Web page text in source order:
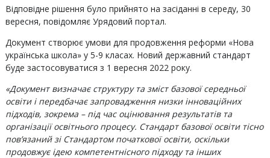
Відповідне рішення було прийнято на засіданні в середу, 30
вересня, повідомляє Урядовий портал.
Документ створює умови для продовження реформи «Нова
українська школа» у 5-9 класах. Новий державний стандарт
буде застосовуватися з 1 вересня 2022 року.
«Документ визначає структуру та зміст базової середньої
освіти і передбачає запровадження низки інноваційних
підходів, зокрема – під час оцінювання результатів та
організації освітнього процесу. Стандарт базової освіти тісно
пов’язаний зі Стандартом початкової освіти, оскільки
продовжує ідею компетентнісного підходу та інших